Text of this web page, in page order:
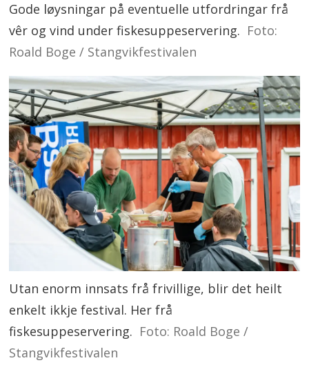
Gode løysningar på eventuelle utfordringar frå
vêr og vind under fiskesuppeservering. Foto:
Roald Boge / Stangvikfestivalen
Utan enorm innsats frå frivillige, blir det heilt
enkelt ikkje festival. Her frå
fiskesuppeservering. Foto: Roald Boge /
Stangvikfestivalen